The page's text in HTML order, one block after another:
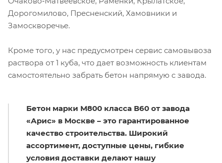
Дорогомилово, Пресненский, Хамовники и
Замоскворечье.
Кроме того, у нас предусмотрен сервис самовывоза
раствора от 1 куба, что дает возможность клиентам
самостоятельно забрать бетон напрямую с завода.
Бетон марки М800 класса В60 от завода
«Арис» в Москве – это гарантированное
качество строительства. Широкий
ассортимент, доступные цены, гибкие
условия доставки делают нашу